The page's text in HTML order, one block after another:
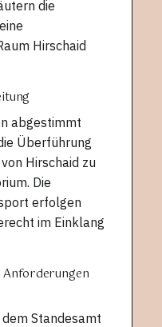
die
Hirschaid
abgestimmt
Überführung
Hirschaid zu
Die
erfolgen
im Einklang
Standesamt